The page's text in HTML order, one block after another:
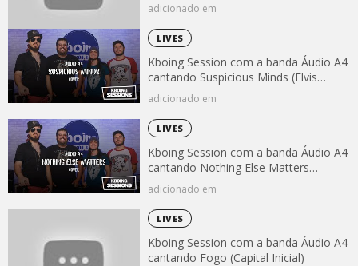
adicionado em
LIVES
Kboing Session com a banda Áudio A4
cantando Suspicious Minds (Elvis
Presley)
adicionado em
LIVES
Kboing Session com a banda Áudio A4
cantando Nothing Else Matters
(Metallica)
adicionado em
LIVES
Kboing Session com a banda Áudio A4
cantando Fogo (Capital Inicial)